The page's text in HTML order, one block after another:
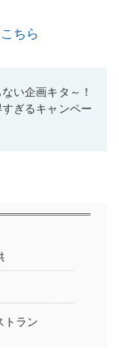
ちら
い企画キタ～！
ぎるキャンペー
トラン